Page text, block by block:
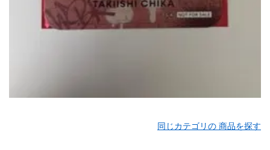
同じカテゴリの 商品を探す